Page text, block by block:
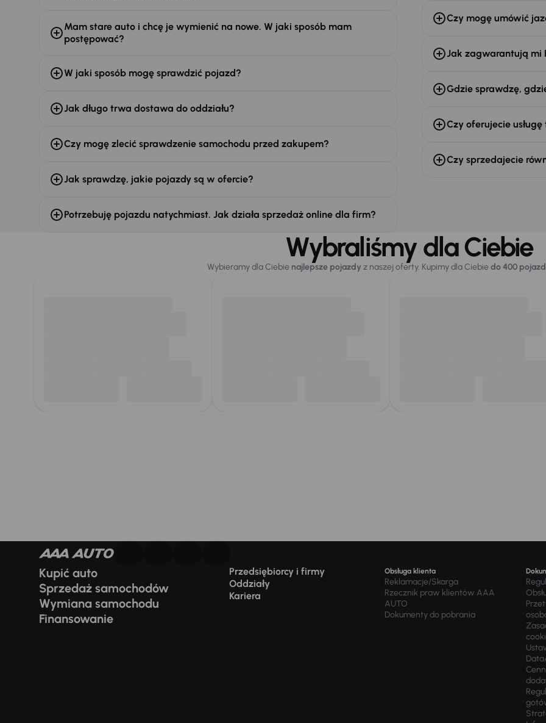
Mam stare auto i chcę je wymienić na nowe. W jaki sposób mam
postępować?
W jaki sposób mogę sprawdzić pojazd?
Jak długo trwa dostawa do oddziału?
Czy mogę zlecić sprawdzenie samochodu przed zakupem?
Jak sprawdzę, jakie pojazdy są w ofercie?
Potrzebuję pojazdu natychmiast. Jak działa sprzedaż online dla firm?
Czy mogę umówić
Jak zagwarantują mi
Gdzie sprawdzę,
Czy oferujecie
Czy sprzedajecie
Wybraliśmy dla Ciebie
Wybieramy dla Ciebie najlepsze pojazdy z naszej oferty. Kupimy dla Ciebiedo 400
Kupić auto
Sprzedaż samochodów
Wymiana samochodu
Finansowanie
Przedsiębiorcy i firmy
Oddziały
Kariera
Obsługa klienta
Reklamacje/Skarga
Rzecznik praw klientów AAA
AUTO
Dokumenty do pobrania